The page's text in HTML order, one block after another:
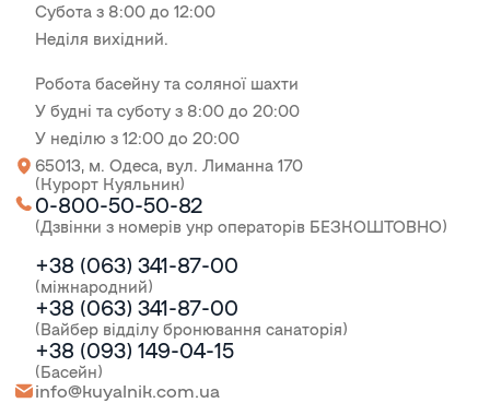
Субота з 8:00 до 12:00
Неділя вихідний.
Робота басейну та соляної шахти
У будні та суботу з 8:00 до 20:00
У неділю з 12:00 до 20:00
65013, м. Одеса, вул. Лиманна 170
(Курорт Куяльник)
0-800-50-50-82
(Дзвінки з номерів укр операторів БЕЗКОШТОВНО)
+38 (063) 341-87-00
(міжнародний)
+38 (063) 341-87-00
(Вайбер відділу бронювання санаторія)
+38 (093) 149-04-15
(Басейн)
info@kuyalnik.com.ua